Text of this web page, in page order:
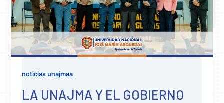
noticias unajmaa
LA UNAJMA Y EL GOBIERNO